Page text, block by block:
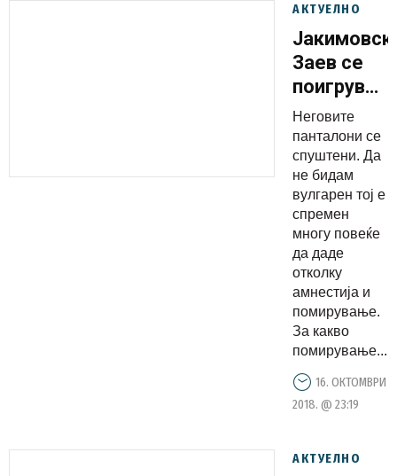
АКТУЕЛНО
Заев се
со луѓето
од 27-ми
април, а
сега
му се
спуштени
Неговите
панталони се
спуштени. Да
не бидам
вулгарен тој е
спремен
многу повеќе
да даде
отколку
амнестија и
помирување.
За какво
помирување...
16. ОКТОМВРИ
2018. @ 23:19
АКТУЕЛНО